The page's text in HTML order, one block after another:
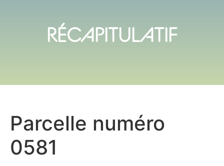
RÉCAPITULATIF
Parcelle numéro
0581